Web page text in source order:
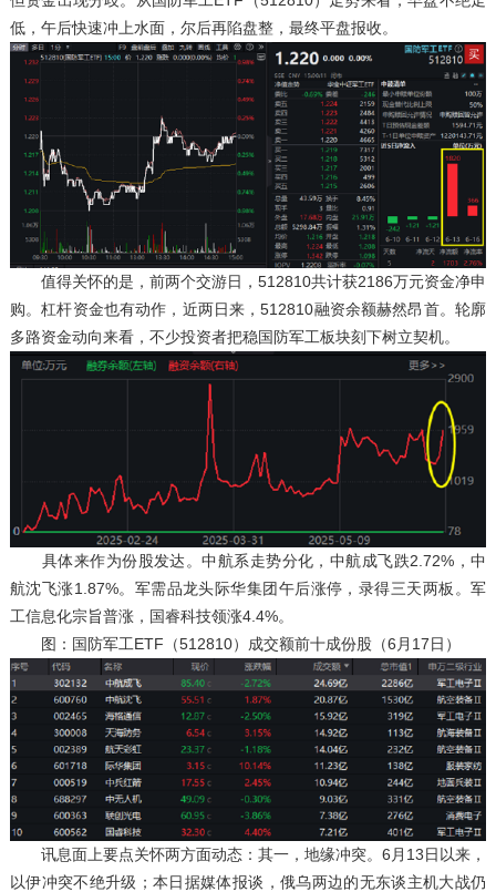
低，午后快速冲上水面，尔后再陷盘整，最终平盘报收。
值得关怀的是，前两个交游日，512810共计获2186万元资金净申
购。杠杆资金也有动作，近两日来，512810融资余额赫然昂首。轮廓
多路资金动向来看，不少投资者把稳国防军工板块刻下树立契机。
具体来作为份股发达。中航系走势分化，中航成飞跌2.72%，中
航沈飞涨1.87%。军需品龙头际华集团午后涨停，录得三天两板。军
工信息化宗旨普涨，国睿科技领涨4.4%。
图：国防军工ETF（512810）成交额前十成份股（6月17日）
讯息面上要点关怀两方面动态：其一，地缘冲突。6月13日以来，
以伊冲突不绝升级；本日据媒体报谈，俄乌两边的无东谈主机大战仍